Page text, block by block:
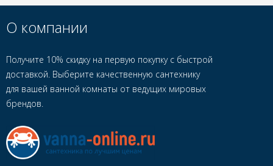
О компании
Получите 10% скидку на первую покупку с быстрой
доставкой. Выберите качественную сантехнику
для вашей ванной комнаты от ведущих мировых
брендов.